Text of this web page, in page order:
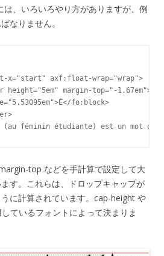
は、いろいろやり方がありますが、例
なりません。
axf:float-wrap="wrap">
margin-top="-1.67em">
fo:block>
féminin étudiante) est un mot
top などを手計算で設定して大
す。これらは、ドロップキャップが
に計算されています。cap-height や
ているフォントによって決まりま